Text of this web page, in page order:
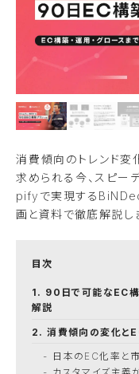
消費傾向のトレンド変
求められる今、スピー
pifyで実現する
画と資料で徹底解説し
90日で可能なEC
解説
消費傾向の変化と
日本のEC化率と